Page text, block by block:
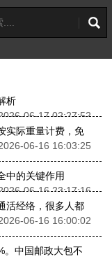
析
06-17 02:27:52
实际重量计费，免
06-16 16:03:25
中的关键作用
06-16 23:17:16
活经络，很多人都
06-16 16:00:02
。中国邮政大包不